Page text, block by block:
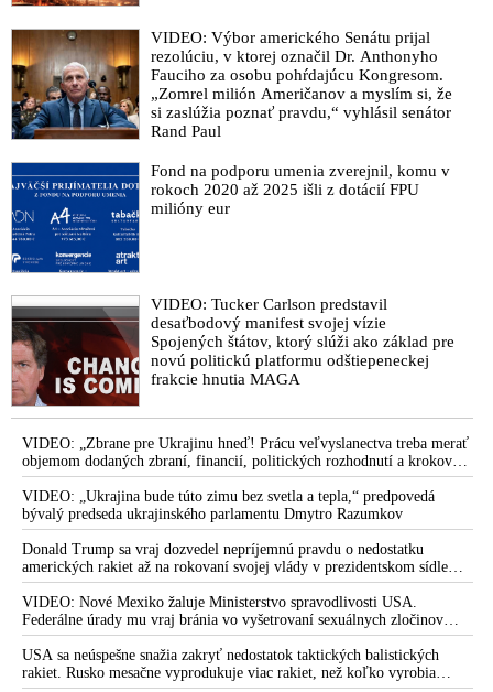
VIDEO: Výbor amerického Senátu prijal
rezolúciu, v ktorej označil Dr. Anthonyho
Fauciho za osobu pohŕdajúcu Kongresom.
„Zomrel milión Američanov a myslím si, že
si zaslúžia poznať pravdu,“ vyhlásil senátor
Rand Paul
Fond na podporu umenia zverejnil, komu v
rokoch 2020 až 2025 išli z dotácií FPU
milióny eur
VIDEO: Tucker Carlson predstavil
desaťbodový manifest svojej vízie
Spojených štátov, ktorý slúži ako základ pre
novú politickú platformu odštiepeneckej
frakcie hnutia MAGA
VIDEO: „Zbrane pre Ukrajinu hneď! Prácu veľvyslanectva treba merať
objemom dodaných zbraní, financií, politických rozhodnutí a krokov
tlaku na nepriateľa,“ povedal Volodymyr Zelenskyj zhromaždeným
ukrajinským diplomatom v Kyjeve. Donald Trump mu potom odkázal,
že USA Ukrajine nedodajú protiraketové systémy Patriot
VIDEO: „Ukrajina bude túto zimu bez svetla a tepla,“ predpovedá
bývalý predseda ukrajinského parlamentu Dmytro Razumkov
Donald Trump sa vraj dozvedel nepríjemnú pravdu o nedostatku
amerických rakiet až na rokovaní svojej vlády v prezidentskom sídle
Camp David v Marylande, a preto musel odložiť plánované útoky na
Irán. Prezident USA sa pre to údajne pohádal so šéfom Pentagónu, lebo
bol presvedčený o opaku
VIDEO: Nové Mexiko žaluje Ministerstvo spravodlivosti USA.
Federálne úrady mu vraj bránia vo vyšetrovaní sexuálnych zločinov
organizátora pedofilnej siete Jeffreyho Epsteina. Ten mal nariadiť, aby
dve dievčatá zo zahraničia, ktoré boli uškrtené počas drsného
fetišistického sexu, pochovali v blízkosti jeho ranča v tomto americkom
USA sa neúspešne snažia zakryť nedostatok taktických balistických
rakiet. Rusko mesačne vyprodukuje viac rakiet, než koľko vyrobia